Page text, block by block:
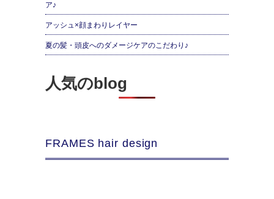
ア♪
アッシュ×顔まわりレイヤー
夏の髪・頭皮へのダメージケアのこだわり♪
人気のblog
FRAMES hair design